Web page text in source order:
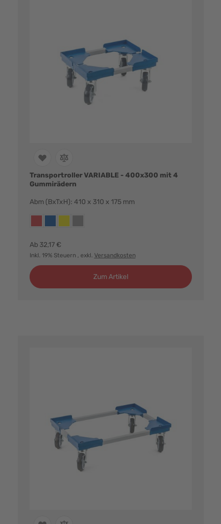
Transportroller VARIABLE - 400x300 mit 4
Gummirädern
Abm (BxTxH): 410 x 310 x 175 mm
Ab 32,17 €
Inkl. 19% Steuern , exkl. Versandkosten
Zum Artikel